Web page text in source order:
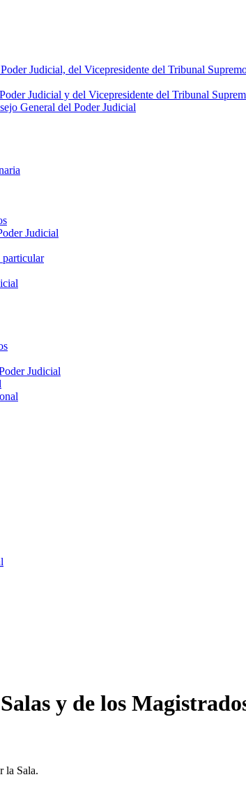
Judicial, del Vicepresidente del Tribunal
Judicial y del Vicepresidente del Tribunal
General del Poder Judicial
Judicial
particular
Judicial
y de los
la Sala.